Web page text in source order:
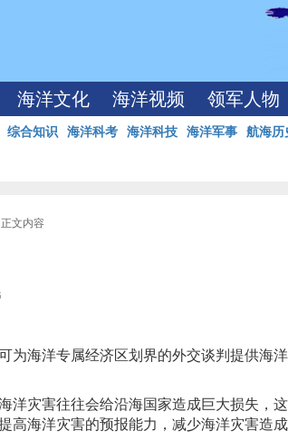
海洋文化 海洋视频 领军人物
综合知识 海洋科考 海洋科技 海洋军事 航海历
文内容
为海洋专属经济区划界的外交谈判提供海
洋灾害往往会给沿海国家造成巨大损失，
海洋灾害的预报能力，减少海洋灾害造成